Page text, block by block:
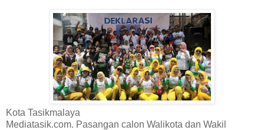
Kota Tasikmalaya
Mediatasik.com. Pasangan calon Walikota dan Wakil